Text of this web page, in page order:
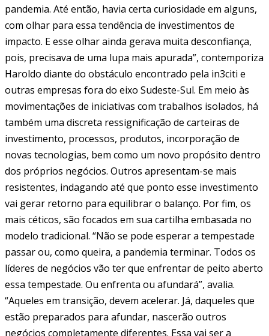
pandemia. Até então, havia certa curiosidade em alguns,
com olhar para essa tendência de investimentos de
impacto. E esse olhar ainda gerava muita desconfiança,
pois, precisava de uma lupa mais apurada”, contemporiza
Haroldo diante do obstáculo encontrado pela in3citi e
outras empresas fora do eixo Sudeste-Sul. Em meio às
movimentações de iniciativas com trabalhos isolados, há
também uma discreta ressignificação de carteiras de
investimento, processos, produtos, incorporação de
novas tecnologias, bem como um novo propósito dentro
dos próprios negócios. Outros apresentam-se mais
resistentes, indagando até que ponto esse investimento
vai gerar retorno para equilibrar o balanço. Por fim, os
mais céticos, são focados em sua cartilha embasada no
modelo tradicional. “Não se pode esperar a tempestade
passar ou, como queira, a pandemia terminar. Todos os
líderes de negócios vão ter que enfrentar de peito aberto
essa tempestade. Ou enfrenta ou afundará”, avalia.
“Aqueles em transição, devem acelerar. Já, daqueles que
estão preparados para afundar, nascerão outros
negócios completamente diferentes. Essa vai ser a